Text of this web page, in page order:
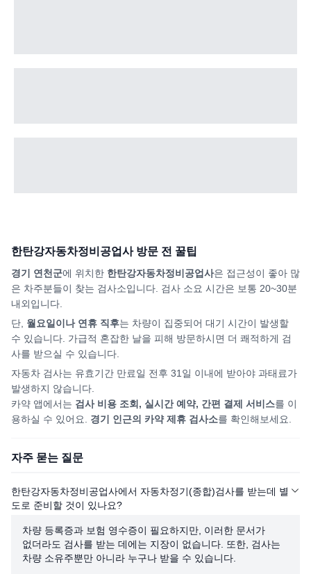
한탄강자동차정비공업사방문 전 꿀팁
경기 연천군에 위치한 한탄강자동차정비공업사은 접근성이 좋아 많
은 차주분들이 찾는 검사소입니다. 검사 소요 시간은 보통 20~30분
내외입니다.
단, 월요일이나 연휴 직후는 차량이 집중되어 대기 시간이 발생할
수 있습니다. 가급적 혼잡한 날을 피해 방문하시면 더 쾌적하게 검
사를 받으실 수 있습니다.
자동차 검사는 유효기간 만료일 전후 31일 이내에 받아야 과태료가
발생하지 않습니다.
카약 앱에서는 검사 비용 조회, 실시간 예약, 간편 결제 서비스를 이
용하실 수 있어요. 경기 인근의 카약 제휴 검사소를 확인해보세요.
자주 묻는 질문
한탄강자동차정비공업사에서 자동차정기(종합)검사를 받는데 별
도로 준비할 것이 있나요?
차량 등록증과 보험 영수증이 필요하지만, 이러한 문서가
없더라도 검사를 받는 데에는 지장이 없습니다. 또한, 검사는
차량 소유주뿐만 아니라 누구나 받을 수 있습니다.